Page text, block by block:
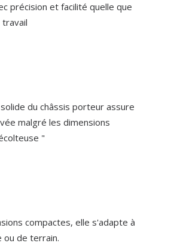
précision et facilité quelle que
du châssis porteur assure
malgré les dimensions
"
compactes, elle s'adapte à
de terrain.